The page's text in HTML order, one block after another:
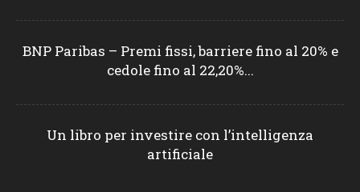
BNP Paribas – Premi fissi, barriere fino al 20% e
cedole fino al 22,20%...
Un libro per investire con l’intelligenza
artificiale